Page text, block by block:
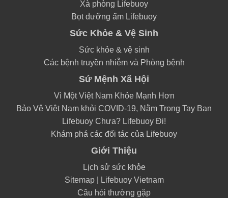
Xà phòng Lifebuoy
Bọt dưỡng ẩm Lifebuoy
Sức Khỏe & Vệ Sinh
Sức khỏe & vệ sinh
Các bệnh truyền nhiễm và Phòng bệnh
Sứ Mệnh Xã Hội
Vì Một Việt Nam Khỏe Mạnh Hơn
Bảo Vệ Việt Nam khỏi COVID-19, Nằm Trong Tay Bạn
Lifebuoy Chưa? Lifebuoy Đi!
Khám phá các đối tác của Lifebuoy
Giới Thiệu
Lịch sử sức khỏe
Sitemap | Lifebuoy Vietnam
Câu hỏi thường gặp